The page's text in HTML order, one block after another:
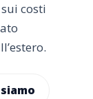
costi